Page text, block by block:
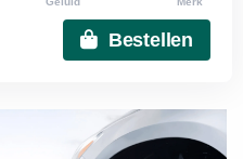
Bestellen